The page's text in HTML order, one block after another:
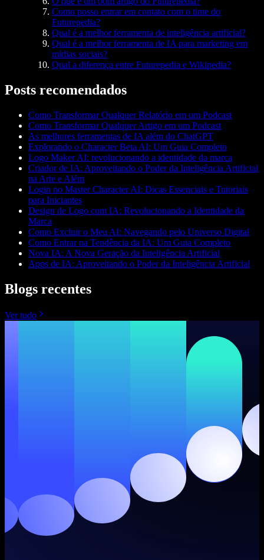
Como posso entrar em contato com o time do
Futurepedia?
Qual é a melhor ferramenta de inteligência artificial?
Qual é a melhor ferramenta de IA para marketing em
mídias sociais?
Qual a diferença entre Futurepedia e Wikipedia?
Posts recomendados
Como Transformar Qualquer Relatório em um Podcast
Como Transformar Qualquer Artigo em um Podcast
As melhores ferramentas de IA além do ChatGPT
Explorando o Character Beta AI: Um Guia Completo
Logo Maker AI: revolucionando a identidade da marca
Criador de IA: Aproveitando o Poder da Inteligência Artificial
na Arte e Além
Login no Master Character AI: Dicas Essenciais e Tutoriais
para Iniciantes
Design de Logo com IA: Revolucionando a Identidade da
Marca
Como Excluir o Meu AI: Navegando pelo Universo Digital
Como Entrar na Tendência da IA: Um Guia Completo
Nova IA: A Nova Geração da Inteligência Artificial
Apps de IA: Aproveitando o Poder da Inteligência Artificial
Blogs recentes
Ver tudo